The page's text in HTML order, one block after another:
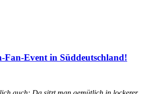
Fan-Event in Süddeutschland!